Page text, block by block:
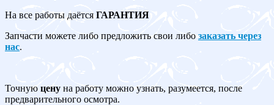
На все работы даётсяГАРАНТИЯ
Запчасти можете либо предложить свои либо заказать через
нас.
Точную цену на работу можно узнать, разумеется, после
предварительного осмотра.